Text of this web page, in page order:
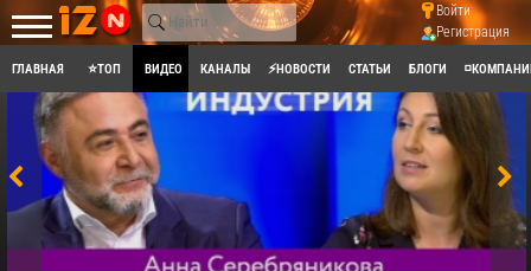
Войти
Регистрация
ГЛАВНАЯ ⭐ТОП ВИДЕО КАНАЛЫ ⚡НОВОСТИ СТАТЬИ БЛОГИ